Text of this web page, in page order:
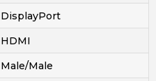
DisplayPort
HDMI
Male/Male